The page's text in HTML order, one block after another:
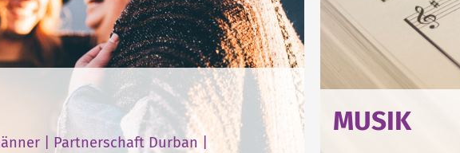
Partnerschaft Durban
MUSIK